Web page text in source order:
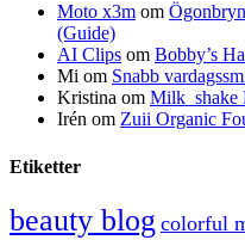
Moto x3m om
(Guide)
AI Clips om Bobby’s
Mi om Snabb
Kristina om Milk_shake
Irén om Zuii Organic
Etiketter
beauty blog colorful